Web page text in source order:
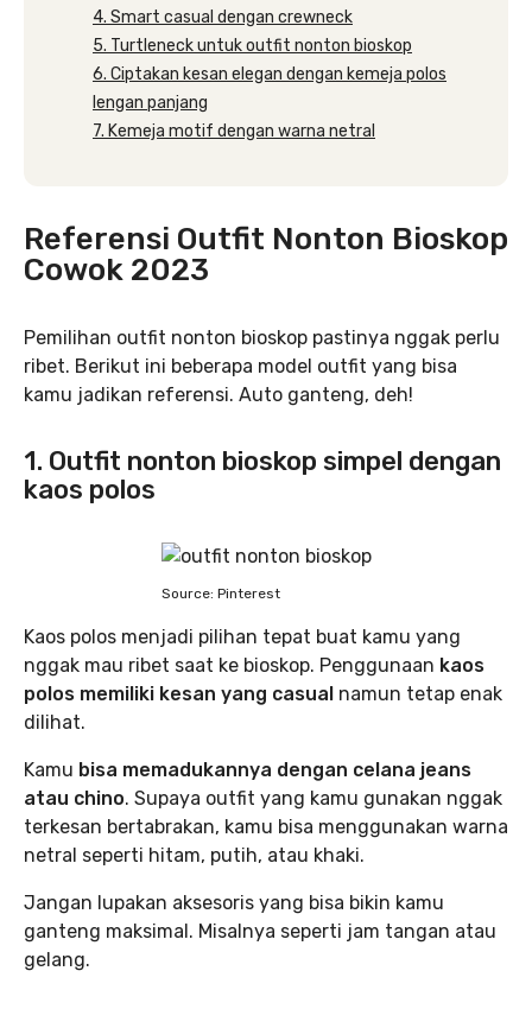
4. Smart casual dengan crewneck
5. Turtleneck untuk outfit nonton bioskop
6. Ciptakan kesan elegan dengan kemeja polos
lengan panjang
7. Kemeja motif dengan warna netral
Referensi Outfit Nonton Bioskop
Cowok 2023
Pemilihan outfit nonton bioskop pastinya nggak perlu
ribet. Berikut ini beberapa model outfit yang bisa
kamu jadikan referensi. Auto ganteng, deh!
1. Outfit nonton bioskop simpel dengan
kaos polos
Source: Pinterest
Kaos polos menjadi pilihan tepat buat kamu yang
nggak mau ribet saat ke bioskop. Penggunaan kaos
polos memiliki kesan yang casual namun tetap enak
dilihat.
Kamu bisa memadukannya dengan celana jeans
atau chino. Supaya outfit yang kamu gunakan nggak
terkesan bertabrakan, kamu bisa menggunakan warna
netral seperti hitam, putih, atau khaki.
Jangan lupakan aksesoris yang bisa bikin kamu
ganteng maksimal. Misalnya seperti jam tangan atau
gelang.